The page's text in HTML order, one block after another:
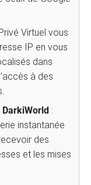
Virtuel vous
IP en vous
dans
à des
:
instantanée
des
et les mises